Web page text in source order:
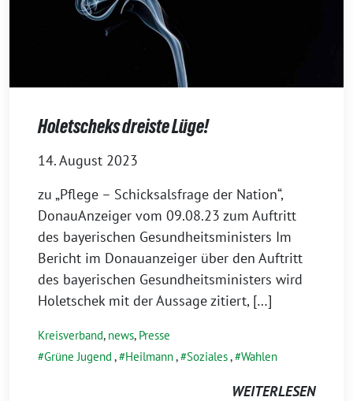
Holetscheks dreiste Lüge!
14. August 2023
zu „Pflege – Schicksalsfrage der Nation“,
DonauAnzeiger vom 09.08.23 zum Auftritt
des bayerischen Gesundheitsministers Im
Bericht im Donauanzeiger über den Auftritt
des bayerischen Gesundheitsministers wird
Holetschek mit der Aussage zitiert, […]
Kreisverband, news, Presse
Grüne Jugend , Heilmann, Soziales, Wahlen
WEITERLESEN